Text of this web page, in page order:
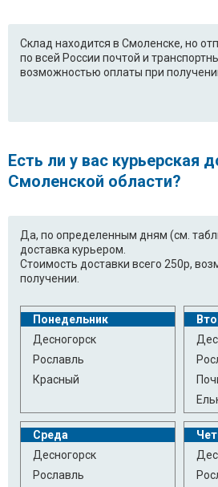
Склад находится в Смоленске, но
по всей России почтой и
возможностью оплаты при
Есть ли у вас курьерская
Смоленской области?
Да, по определенным дням (см.
доставка курьером.
Стоимость доставки всего 250р,
получении.
Понедельник
Десногорск
Рославль
Красный
Среда
Десногорск
Рославль